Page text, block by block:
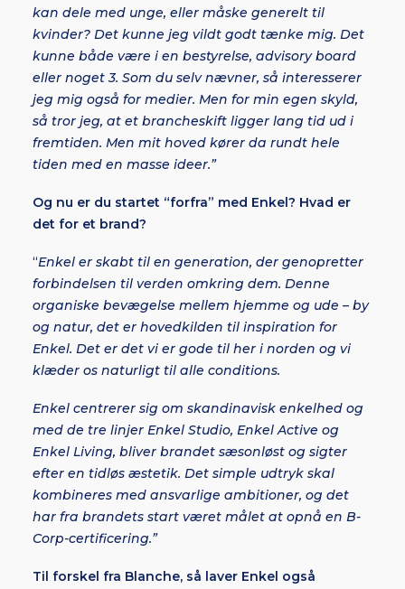
kan dele med unge, eller måske generelt til
kvinder? Det kunne jeg vildt godt tænke mig. Det
kunne både være i en bestyrelse, advisory board
eller noget 3. Som du selv nævner, så interesserer
jeg mig også for medier. Men for min egen skyld,
så tror jeg, at et brancheskift ligger lang tid ud i
fremtiden. Men mit hoved kører da rundt hele
tiden med en masse ideer.”
Og nu er du startet “forfra” med Enkel? Hvad er
det for et brand?
“Enkel er skabt til en generation, der genopretter
forbindelsen til verden omkring dem. Denne
organiske bevægelse mellem hjemme og ude – by
og natur, det er hovedkilden til inspiration for
Enkel. Det er det vi er gode til her i norden og vi
klæder os naturligt til alle conditions.
Enkel centrerer sig om skandinavisk enkelhed og
med de tre linjer Enkel Studio, Enkel Active og
Enkel Living, bliver brandet sæsonløst og sigter
efter en tidløs æstetik. Det simple udtryk skal
kombineres med ansvarlige ambitioner, og det
har fra brandets start været målet at opnå en B-
Corp-certificering.”
Til forskel fra Blanche, så laver Enkel også